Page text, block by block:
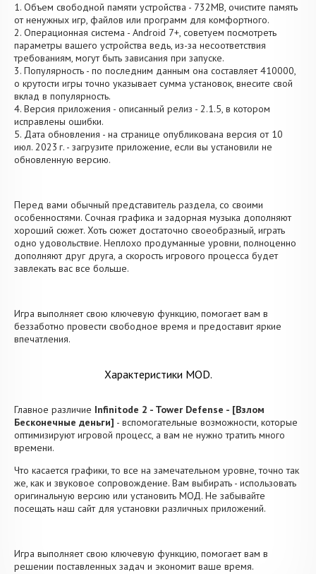
1. Объем свободной памяти устройства - 732MB, очистите память
от ненужных игр, файлов или программ для комфортного.
2. Операционная система - Android 7+, советуем посмотреть
параметры вашего устройства ведь, из-за несоответствия
требованиям, могут быть зависания при запуске.
3. Популярность - по последним данным она составляет 410000,
о крутости игры точно указывает сумма установок, внесите свой
вклад в популярность.
4. Версия приложения - описанный релиз - 2.1.5, в котором
исправлены ошибки.
5. Дата обновления - на странице опубликована версия от 10
июл. 2023 г. - загрузите приложение, если вы установили не
обновленную версию.
Перед вами обычный представитель раздела, со своими
особенностями. Сочная графика и задорная музыка дополняют
хороший сюжет. Хоть сюжет достаточно своеобразный, играть
одно удовольствие. Неплохо продуманные уровни, полноценно
дополняют друг друга, а скорость игрового процесса будет
завлекать вас все больше.
Игра выполняет свою ключевую функцию, помогает вам в
беззаботно провести свободное время и предоставит яркие
впечатления.
Характеристики MOD.
Главное различие Infinitode 2 - Tower Defense - [Взлом
Бесконечные деньги] - вспомогательные возможности, которые
оптимизируют игровой процесс, а вам не нужно тратить много
времени.
Что касается графики, то все на замечательном уровне, точно так
же, как и звуковое сопровождение. Вам выбирать - использовать
оригинальную версию или установить МОД. Не забывайте
посещать наш сайт для установки различных приложений.
Игра выполняет свою ключевую функцию, помогает вам в
решении поставленных задач и экономит ваше время.